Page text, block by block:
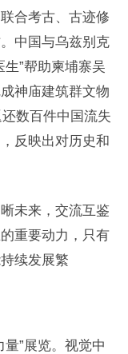
合考古、古迹修
中国与乌兹别克
”帮助柬埔寨吴
神庙建筑群文物
数百件中国流失
反映出对历史和
未来，交流互鉴
重要动力，只有
续发展繁
”展览。视觉中